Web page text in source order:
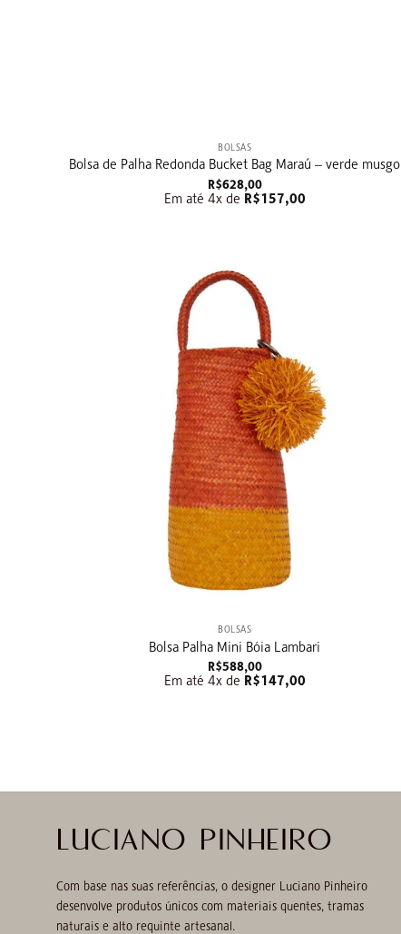
BOLSAS
Bolsa de Palha Redonda Bucket Bag Maraú – verde musgo
R$628,00
Em até 4x de R$157,00
BOLSAS
Bolsa Palha Mini Bóia Lambari
R$588,00
Em até 4x de R$147,00
LUCIANO PINHEIRO
Com base nas suas referências, o designer Luciano Pinheiro
desenvolve produtos únicos com materiais quentes, tramas
naturais e alto requinte artesanal.